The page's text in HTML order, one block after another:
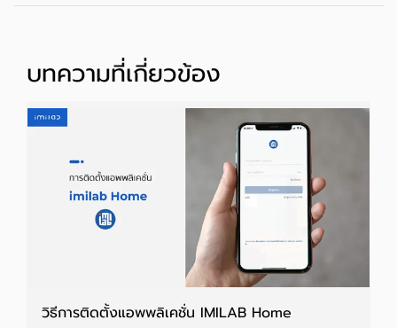
บทความที่เกี่ยวข้อง
วิธีการติดตั้งแอพพลิเคชั่น IMILAB Home